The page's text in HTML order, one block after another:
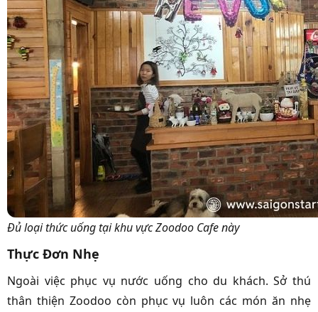
Đủ loại thức uống tại khu vực Zoodoo Cafe này
Thực Đơn Nhẹ
Ngoài việc phục vụ nước uống cho du khách. Sở thú
thân thiện Zoodoo còn phục vụ luôn các món ăn nhẹ